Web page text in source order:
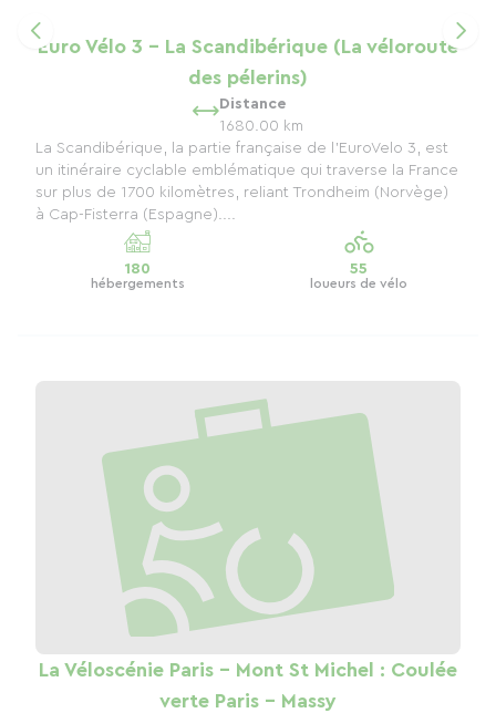
Euro Vélo 3 - La Scandibérique (La véloroute
des pélerins)
Distance
1680.00 km
La Scandibérique, la partie française de l’EuroVelo 3, est
un itinéraire cyclable emblématique qui traverse la France
sur plus de 1700 kilomètres, reliant Trondheim (Norvège)
à Cap-Fisterra (Espagne)....
180
hébergements
55
loueurs de vélo
La Véloscénie Paris - Mont St Michel : Coulée
verte Paris - Massy